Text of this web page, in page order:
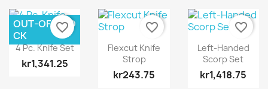
4 Pc. Knife Set
kr1,341.25
OUT-OF-STO
CK
favorite_border
Flexcut Knife
Strop
kr243.75
favorite_border
Left-Handed
Scorp Set
kr1,418.75
favorite_border